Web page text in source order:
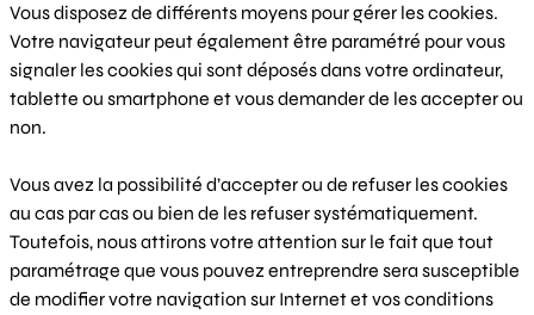
Vous disposez de différents moyens pour gérer les cookies.
Votre navigateur peut également être paramétré pour vous
signaler les cookies qui sont déposés dans votre ordinateur,
tablette ou smartphone et vous demander de les accepter ou
non.
Vous avez la possibilité d’accepter ou de refuser les cookies
au cas par cas ou bien de les refuser systématiquement.
Toutefois, nous attirons votre attention sur le fait que tout
paramétrage que vous pouvez entreprendre sera susceptible
de modifier votre navigation sur Internet et vos conditions